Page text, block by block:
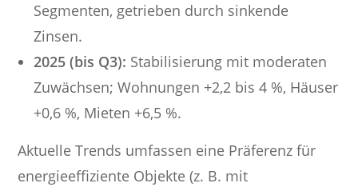
Segmenten, getrieben durch sinkende
Zinsen.
2025 (bis Q3): Stabilisierung mit moderaten
Zuwächsen; Wohnungen +2,2 bis 4 %, Häuser
+0,6 %, Mieten +6,5 %.
Aktuelle Trends umfassen eine Präferenz für
energieeffiziente Objekte (z. B. mit